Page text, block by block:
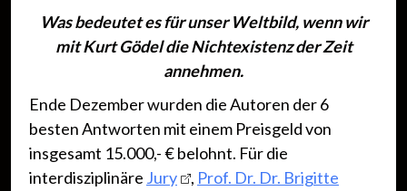
Was bedeutet es für unser Weltbild, wenn wir
mit Kurt Gödel die Nichtexistenz der Zeit
annehmen.
Ende Dezember wurden die Autoren der 6
besten Antworten mit einem Preisgeld von
insgesamt 15.000,- € belohnt. Für die
interdisziplinäre Jury , Prof. Dr. Dr. Brigitte